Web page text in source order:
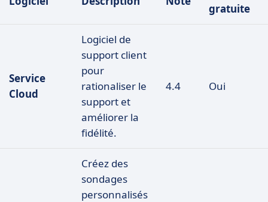
gratuite
Service
Cloud
Logiciel de
support client
pour
rationaliser le
support et
améliorer la
fidélité.
4.4 Oui
Créez des
sondages
personnalisés